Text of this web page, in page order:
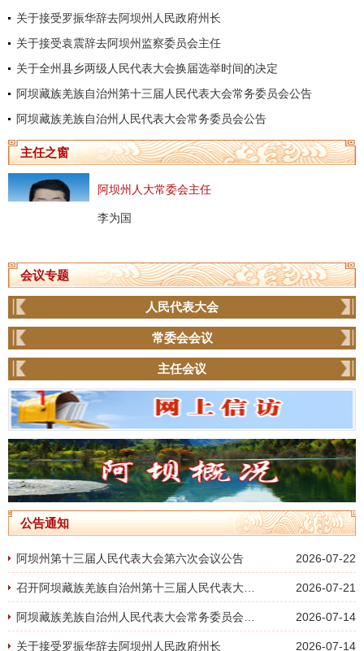
关于接受罗振华辞去阿坝州人民政府州长
关于接受袁震辞去阿坝州监察委员会主任
关于全州县乡两级人民代表大会换届选举时间的决定
阿坝藏族羌族自治州第十三届人民代表大会常务委员会公告
阿坝藏族羌族自治州人民代表大会常务委员会公告
主任之窗
阿坝州人大常委会主任
李为国
会议专题
人民代表大会
常委会会议
主任会议
公告通知
阿坝州第十三届人民代表大会第六次会议公告 2026-07-22
2026-07-21
2026-07-14
关于接受罗振华辞去阿坝州人民政府州长 2026-07-14